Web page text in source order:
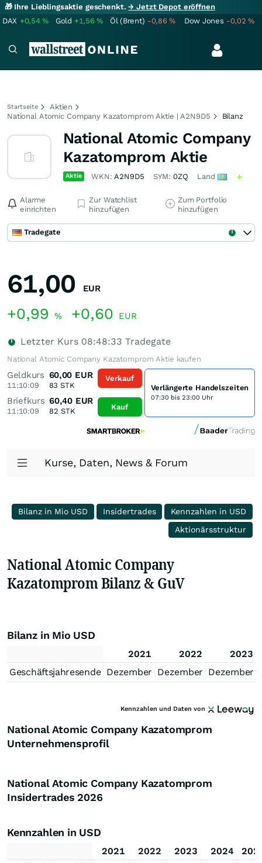
🎁 Ihre Lieblingsaktie geschenkt.→ Jetzt Depot eröffnen
DAX +0,54% Gold +1,56% Öl (Brent) -0,86% Dow Jones -0,02%
Startseite
Aktien
National Atomic Company Kazatomprom Aktie | A2N9D5
Bilanz
National Atomic Company
Kazatomprom Aktie
Aktie WKN:A2N9D5 SYM: 0ZQ Land
Alarme
einrichten
Zur Watchlist
hinzufügen
Zum Portfolio
hinzufügen
Tradegate
61,00 EUR
+0,99 % +0,60 EUR
Letzter Kurs 08:48:33 Tradegate
National Atomic Company Kazatomprom Aktie kaufen
Geldkurs
11:10:09
60,00 EUR
83 STK
Briefkurs
11:10:09
60,40 EUR
82 STK
Verkauf
Kauf
Verlängerte Handelszeiten
07:30 bis 23:00 Uhr
Kurse, Daten, News & Forum
Bilanz in Mio USD Insidertrades
Kennzahlen in USD
Aktionärsstruktur
National Atomic Company
Kazatomprom Bilanz & GuV
Bilanz in Mio USD
2021 2022
2023
Geschäftsjahresende Dezember Dezember Dezember
Kennzahlen und Daten von
National Atomic Company Kazatomprom
Unternehmensprofil
National Atomic Company Kazatomprom
Insidertrades 2026
Kennzahlen in USD
2021 2022 2023 2024